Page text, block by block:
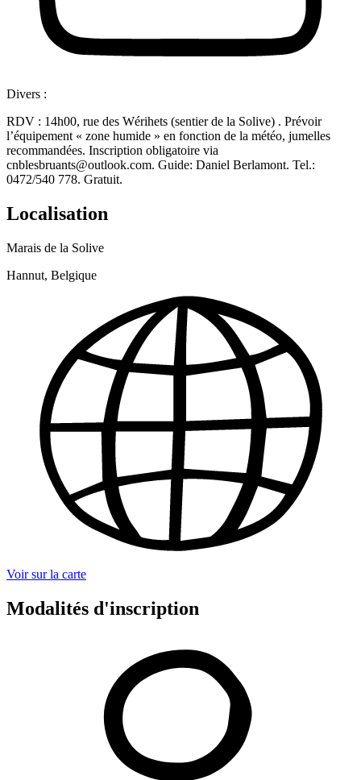
Divers :
RDV : 14h00, rue des Wérihets (sentier de la Solive) . Prévoir
l’équipement « zone humide » en fonction de la météo, jumelles
recommandées. Inscription obligatoire via
cnblesbruants@outlook.com. Guide: Daniel Berlamont. Tel.:
0472/540 778. Gratuit.
Localisation
Marais de la Solive
Hannut, Belgique
Voir sur la carte
Modalités d'inscription